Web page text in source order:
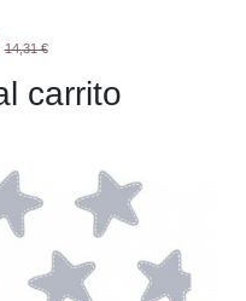
14,31 €
carrito